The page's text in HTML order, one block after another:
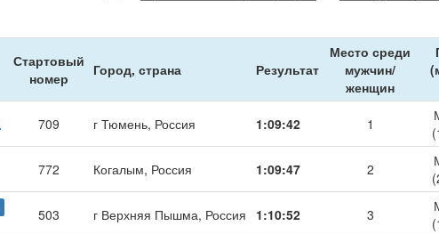
Стартовый
номер
Город, страна Результат
Место среди
мужчин/
женщин
709 г Тюмень, Россия 1:09:42 1
772 Когалым, Россия 1:09:47 2
503 г Верхняя Пышма, Россия 1:10:52 3